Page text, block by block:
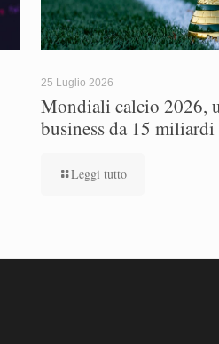
25 Luglio 2026
Mondiali calcio 2026,
business da 15 miliardi
Leggi tutto